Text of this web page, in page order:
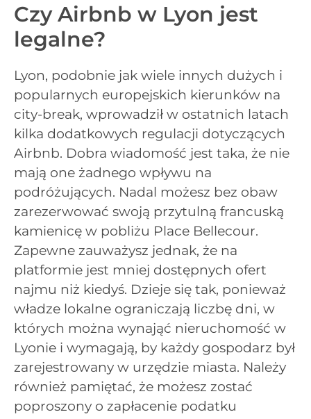
Czy Airbnb w Lyon jest
legalne?
Lyon, podobnie jak wiele innych dużych i
popularnych europejskich kierunków na
city-break, wprowadził w ostatnich latach
kilka dodatkowych regulacji dotyczących
Airbnb. Dobra wiadomość jest taka, że nie
mają one żadnego wpływu na
podróżujących. Nadal możesz bez obaw
zarezerwować swoją przytulną francuską
kamienicę w pobliżu Place Bellecour.
Zapewne zauważysz jednak, że na
platformie jest mniej dostępnych ofert
najmu niż kiedyś. Dzieje się tak, ponieważ
władze lokalne ograniczają liczbę dni, w
których można wynająć nieruchomość w
Lyonie i wymagają, by każdy gospodarz był
zarejestrowany w urzędzie miasta. Należy
również pamiętać, że możesz zostać
poproszony o zapłacenie podatku